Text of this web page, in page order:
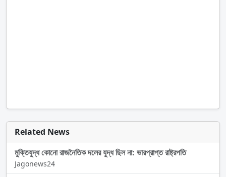
Related News
মুক্তিযুদ্ধ কোনো রাজনৈতিক দলের যুদ্ধ ছিল না: ভারপ্রাপ্ত রাষ্ট্রপতি
Jagonews24